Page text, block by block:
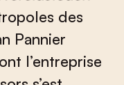
des
Pannier
l’entreprise